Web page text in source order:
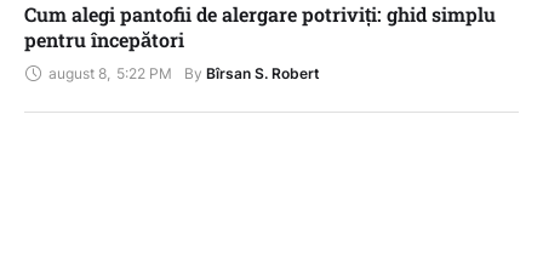
Cum alegi pantofii de alergare potriviți: ghid simplu
pentru începători
august 8 5:22 PM By Bîrsan S. Robert